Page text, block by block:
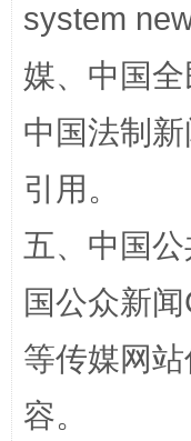
国家大学科
扯下公款旅
system
媒、中国
中国法制
引用。
五、中国
国公众新
等传媒网
容。